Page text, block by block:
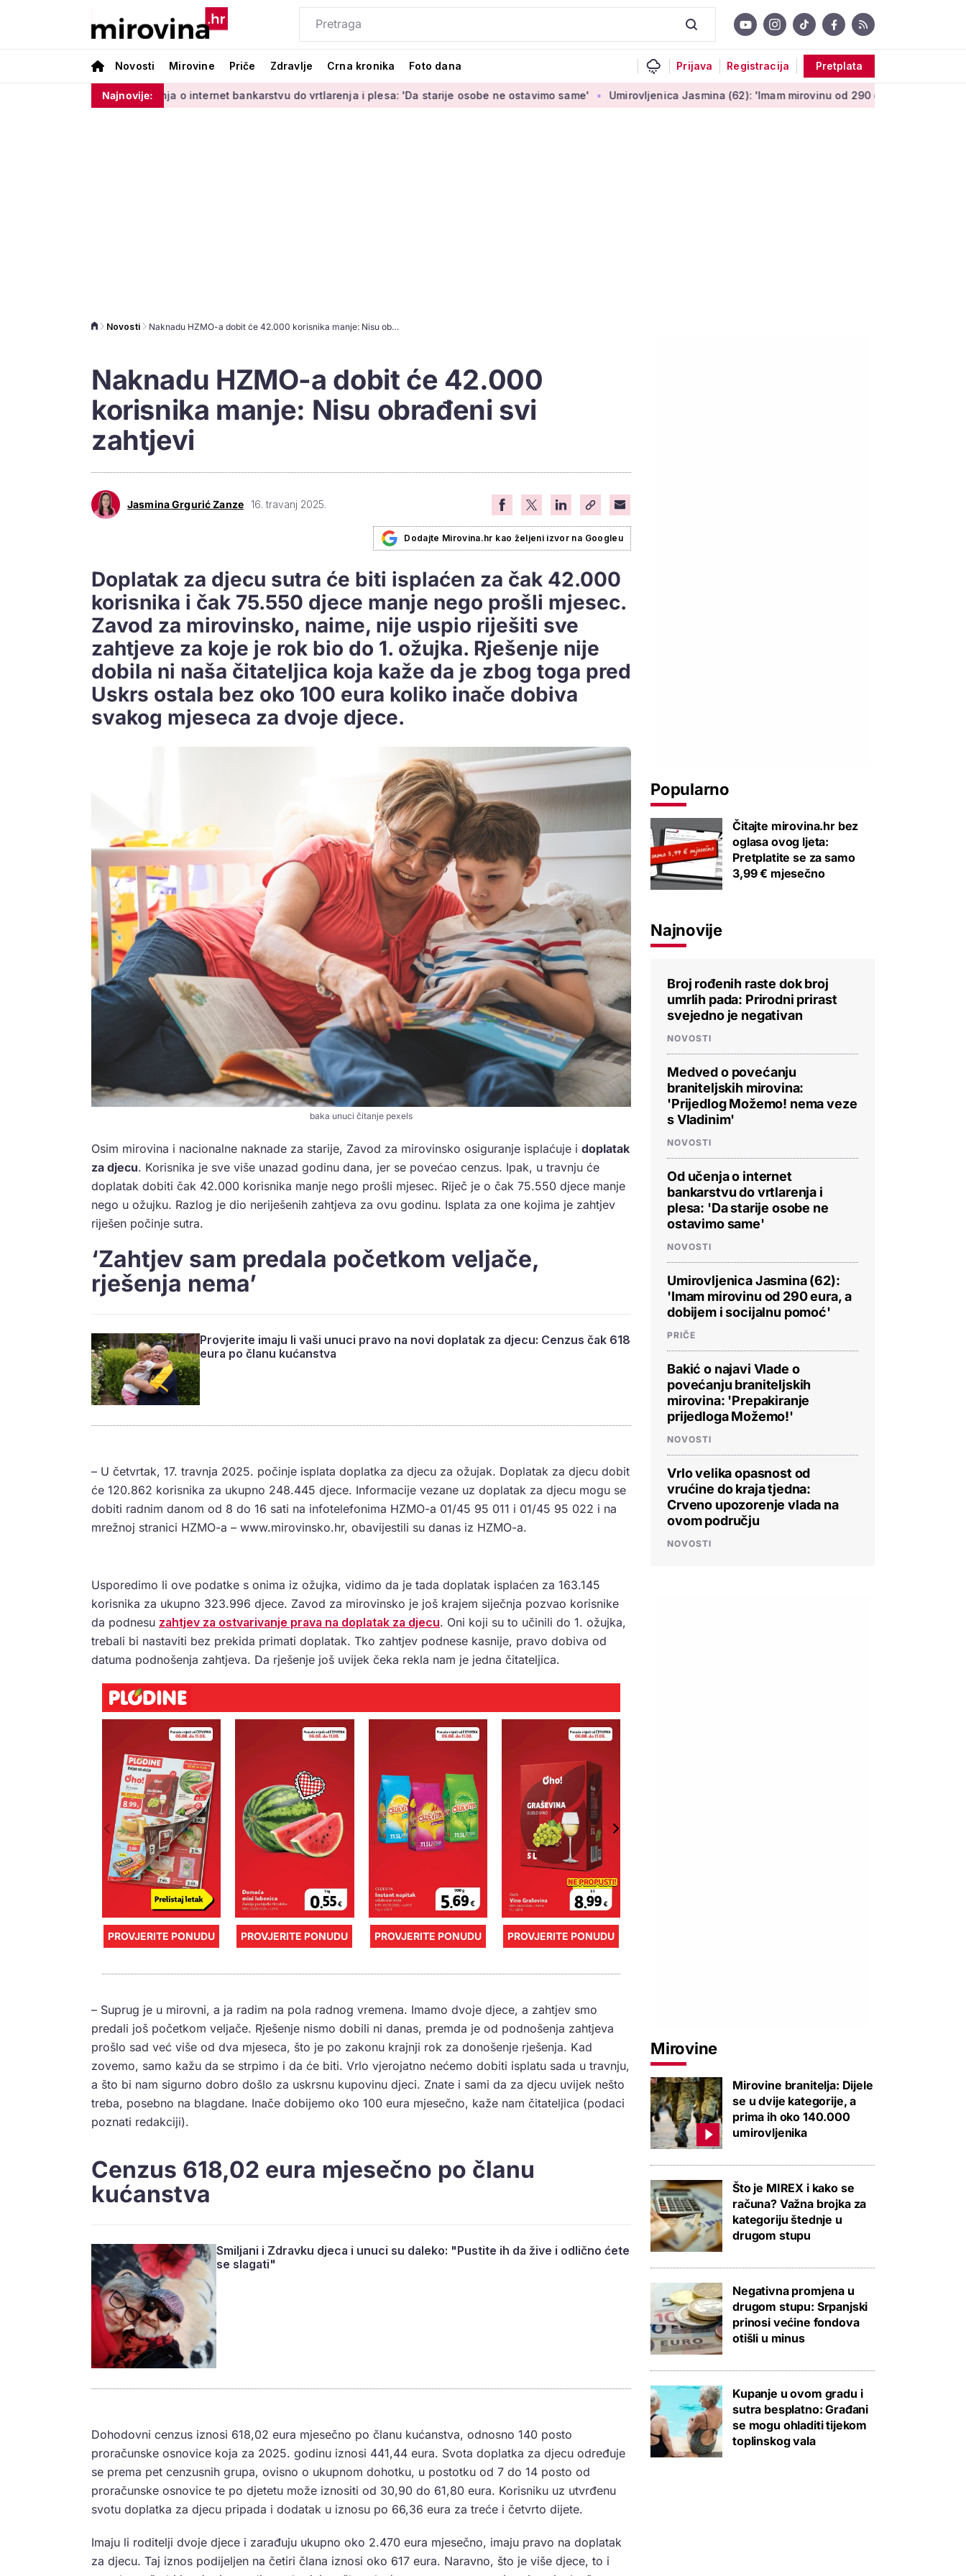
Novosti Mirovine Priče Zdravlje Crna kronika Foto dana Prijava Registracija Pretplata
Najnovije:
Od učenja o internet bankarstvu do vrtlarenja i plesa: 'Da starije osobe ne ostavimo same' Umirovljenica Jasmina (62): 'Imam mirovinu od 290 eura, a dobijem i socijalnu
Novosti Naknadu HZMO-a dobit će 42.000 korisnika manje: Nisu obrađeni svi zahtjevi
Naknadu HZMO-a dobit će 42.000
korisnika manje: Nisu obrađeni svi
zahtjevi
Jasmina Grgurić Zanze 16. travanj 2025.
Dodajte Mirovina.hr kao željeni izvor na Googleu
Doplatak za djecu sutra će biti isplaćen za čak 42.000
korisnika i čak 75.550 djece manje nego prošli mjesec.
Zavod za mirovinsko, naime, nije uspio riješiti sve
zahtjeve za koje je rok bio do 1. ožujka. Rješenje nije
dobila ni naša čitateljica koja kaže da je zbog toga pred
Uskrs ostala bez oko 100 eura koliko inače dobiva
svakog mjeseca za dvoje djece.
baka unuci čitanje pexels
Osim mirovina i nacionalne naknade za starije, Zavod za mirovinsko osiguranje isplaćuje i doplatak
za djecu. Korisnika je sve više unazad godinu dana, jer se povećao cenzus. Ipak, u travnju će
doplatak dobiti čak 42.000 korisnika manje nego prošli mjesec. Riječ je o čak 75.550 djece manje
nego u ožujku. Razlog je dio neriješenih zahtjeva za ovu godinu. Isplata za one kojima je zahtjev
riješen počinje sutra.
‘Zahtjev sam predala početkom veljače,
rješenja nema’
Provjerite imaju li vaši unuci pravo na novi doplatak za djecu: Cenzus čak 618
eura po članu kućanstva
– U četvrtak, 17. travnja 2025. počinje isplata doplatka za djecu za ožujak. Doplatak za djecu dobit
će 120.862 korisnika za ukupno 248.445 djece. Informacije vezane uz doplatak za djecu mogu se
dobiti radnim danom od 8 do 16 sati na infotelefonima HZMO-a 01/45 95 011 i 01/45 95 022 i na
mrežnoj stranici HZMO-a – www.mirovinsko.hr, obavijestili su danas iz HZMO-a.
Usporedimo li ove podatke s onima iz ožujka, vidimo da je tada doplatak isplaćen za 163.145
korisnika za ukupno 323.996 djece. Zavod za mirovinsko je još krajem siječnja pozvao korisnike
da podnesu zahtjev za ostvarivanje prava na doplatak za djecu. Oni koji su to učinili do 1. ožujka,
trebali bi nastaviti bez prekida primati doplatak. Tko zahtjev podnese kasnije, pravo dobiva od
datuma podnošenja zahtjeva. Da rješenje još uvijek čeka rekla nam je jedna čitateljica.
PROVJERITE PONUDU PROVJERITE PONUDU PROVJERITE PONUDU PROVJERITE PONUDU
– Suprug je u mirovni, a ja radim na pola radnog vremena. Imamo dvoje djece, a zahtjev smo
predali još početkom veljače. Rješenje nismo dobili ni danas, premda je od podnošenja zahtjeva
prošlo sad već više od dva mjeseca, što je po zakonu krajnji rok za donošenje rješenja. Kad
zovemo, samo kažu da se strpimo i da će biti. Vrlo vjerojatno nećemo dobiti isplatu sada u travnju,
a što bi nam sigurno dobro došlo za uskrsnu kupovinu djeci. Znate i sami da za djecu uvijek nešto
treba, posebno na blagdane. Inače dobijemo oko 100 eura mjesečno, kaže nam čitateljica (podaci
poznati redakciji).
Cenzus 618,02 eura mjesečno po članu
kućanstva
Smiljani i Zdravku djeca i unuci su daleko: "Pustite ih da žive i odlično ćete
se slagati"
Dohodovni cenzus iznosi 618,02 eura mjesečno po članu kućanstva, odnosno 140 posto
proračunske osnovice koja za 2025. godinu iznosi 441,44 eura. Svota doplatka za djecu određuje
se prema pet cenzusnih grupa, ovisno o ukupnom dohotku, u postotku od 7 do 14 posto od
proračunske osnovice te po djetetu može iznositi od 30,90 do 61,80 eura. Korisniku uz utvrđenu
svotu doplatka za djecu pripada i dodatak u iznosu po 66,36 eura za treće i četvrto dijete.
Imaju li roditelji dvoje djece i zarađuju ukupno oko 2.470 eura mjesečno, imaju pravo na doplatak
za djecu. Taj iznos podijeljen na četiri člana iznosi oko 617 eura. Naravno, što je više djece, to i
Popularno
Čitajte mirovina.hr bez
oglasa ovog ljeta:
Pretplatite se za samo
3,99 € mjesečno
Najnovije
Broj rođenih raste dok broj
umrlih pada: Prirodni prirast
svejedno je negativan
NOVOSTI
Medved o povećanju
braniteljskih mirovina:
'Prijedlog Možemo! nema veze
s Vladinim'
NOVOSTI
Od učenja o internet
bankarstvu do vrtlarenja i
plesa: 'Da starije osobe ne
ostavimo same'
NOVOSTI
Umirovljenica Jasmina (62):
'Imam mirovinu od 290 eura, a
dobijem i socijalnu pomoć'
PRIČE
Bakić o najavi Vlade o
povećanju braniteljskih
mirovina: 'Prepakiranje
prijedloga Možemo!'
NOVOSTI
Vrlo velika opasnost od
vrućine do kraja tjedna:
Crveno upozorenje vlada na
ovom području
NOVOSTI
Mirovine
Mirovine branitelja: Dijele
se u dvije kategorije, a
prima ih oko 140.000
umirovljenika
Što je MIREX i kako se
računa? Važna brojka za
kategoriju štednje u
drugom stupu
Negativna promjena u
drugom stupu: Srpanjski
prinosi većine fondova
otišli u minus
Kupanje u ovom gradu i
sutra besplatno: Građani
se mogu ohladiti tijekom
toplinskog vala